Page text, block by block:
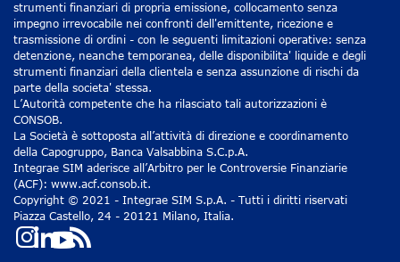
strumenti finanziari di propria emissione, collocamento senza
impegno irrevocabile nei confronti dell'emittente, ricezione e
trasmissione di ordini - con le seguenti limitazioni operative: senza
detenzione, neanche temporanea, delle disponibilita' liquide e degli
strumenti finanziari della clientela e senza assunzione di rischi da
parte della societa' stessa.
L’Autorità competente che ha rilasciato tali autorizzazioni è
CONSOB.
La Società è sottoposta all’attività di direzione e coordinamento
della Capogruppo, Banca Valsabbina S.C.p.A.
Integrae SIM aderisce all’Arbitro per le Controversie Finanziarie
(ACF): www.acf.consob.it.
Copyright © 2021 - Integrae SIM S.p.A. - Tutti i diritti riservati
Piazza Castello, 24 - 20121 Milano, Italia.